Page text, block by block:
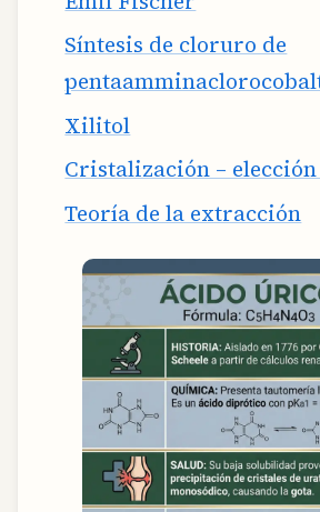
Síntesis de cloruro de
Xilitol
Cristalización –
Teoría de la extracción